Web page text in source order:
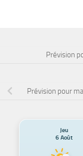
Prévision
Prévision pour
Jeu
6 Août